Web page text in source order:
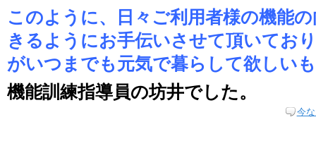
このように、日々ご利用者様の機能
きるようにお手伝いさせて頂いてお
がいつまでも元気で暮らして欲しい
機能訓練指導員の坊井でした。
今